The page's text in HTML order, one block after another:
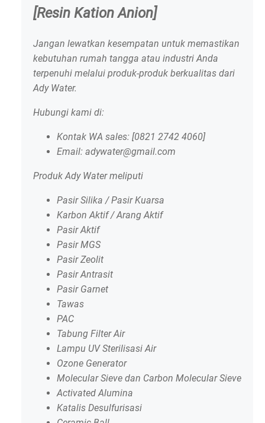
[Resin Kation Anion]
Jangan lewatkan kesempatan untuk memastikan
kebutuhan rumah tangga atau industri Anda
terpenuhi melalui produk-produk berkualitas dari
Ady Water.
Hubungi kami di:
Kontak WA sales: [0821 2742 4060]
Email: adywater@gmail.com
Produk Ady Water meliputi
Pasir Silika / Pasir Kuarsa
Karbon Aktif / Arang Aktif
Pasir Aktif
Pasir MGS
Pasir Zeolit
Pasir Antrasit
Pasir Garnet
Tawas
PAC
Tabung Filter Air
Lampu UV Sterilisasi Air
Ozone Generator
Molecular Sieve dan Carbon Molecular Sieve
Activated Alumina
Katalis Desulfurisasi